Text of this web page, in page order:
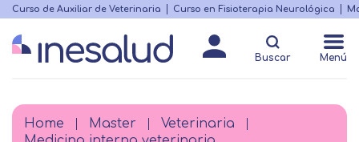
Skip
main
content
Menú
destacado
Curso de Auxiliar de Veterinaria Curso en Fisioterapia Neurológica
Buscar Menú
Breadcrumb
Home Master
Veterinaria
Matricularme